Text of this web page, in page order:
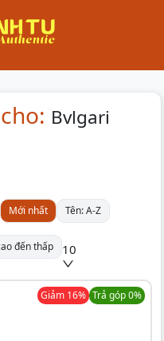
Bvlgari
Mới nhất Tên: A-Z
đến thấp 10
Giảm 16% Trả góp 0%